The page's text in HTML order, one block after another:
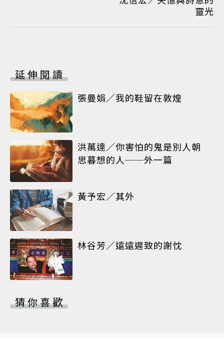
靈光
延伸閱讀
張曼娟／我的鞋留在敦煌
洪萬達／你害怕的鬼是別人朝
思暮想的人──外一篇
黃予宏／其外
林谷芳／遠遠遲致的謝忱
猜你喜歡